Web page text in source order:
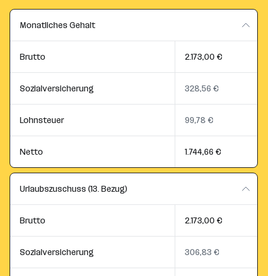
Monatliches Gehalt
Brutto 2.173,00 €
Sozialversicherung 328,56 €
Lohnsteuer 99,78 €
Netto 1.744,66 €
Urlaubszuschuss (13. Bezug)
Brutto 2.173,00 €
Sozialversicherung 306,83 €